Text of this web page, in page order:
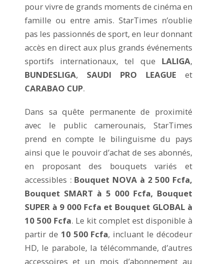
pour vivre de grands moments de cinéma en
famille ou entre amis. StarTimes n’oublie
pas les passionnés de sport, en leur donnant
accès en direct aux plus grands événements
sportifs internationaux, tel que LALIGA,
BUNDESLIGA, SAUDI PRO LEAGUE et
CARABAO CUP.
Dans sa quête permanente de proximité
avec le public camerounais, StarTimes
prend en compte le bilinguisme du pays
ainsi que le pouvoir d’achat de ses abonnés,
en proposant des bouquets variés et
accessibles : Bouquet NOVA à 2 500 Fcfa,
Bouquet SMART à 5 000 Fcfa, Bouquet
SUPER à 9 000 Fcfa et Bouquet GLOBAL à
10 500 Fcfa. Le kit complet est disponible à
partir de 10 500 Fcfa, incluant le décodeur
HD, le parabole, la télécommande, d’autres
accessoires et un mois d’abonnement au